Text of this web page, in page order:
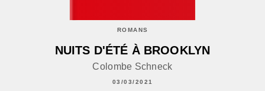
ROMANS
NUITS D'ÉTÉ À BROOKLYN
Colombe Schneck
03/03/2021